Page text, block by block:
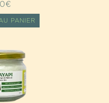
€
PANIER